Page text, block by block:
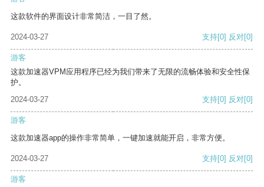
这款软件的界面设计非常简洁，一目了然。
2024-03-27 支持[0] 反对[0]
游客
这款加速器VPM应用程序已经为我们带来了无限的流畅体验和安全性保
护。
2024-03-27
支持[0] 反对[0]
游客
这款加速器app的操作非常简单，一键加速就能开启，非常方便。
2024-03-27 支持[0] 反对[0]
游客